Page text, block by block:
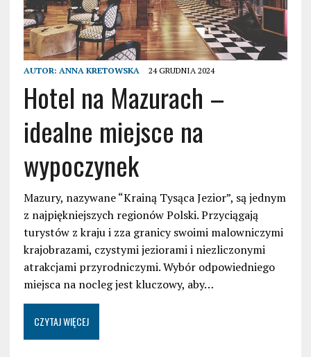
AUTOR: ANNA KRETOWSKA 24 GRUDNIA 2024
Hotel na Mazurach –
idealne miejsce na
wypoczynek
Mazury, nazywane “Krainą Tysąca Jezior”, są jednym
z najpiękniejszych regionów Polski. Przyciągają
turystów z kraju i zza granicy swoimi malowniczymi
krajobrazami, czystymi jeziorami i niezliczonymi
atrakcjami przyrodniczymi. Wybór odpowiedniego
miejsca na nocleg jest kluczowy, aby…
CZYTAJ WIĘCEJ